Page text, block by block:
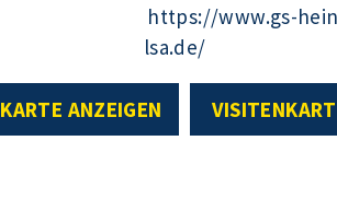
https://www.gs-
lsa.de/
KARTE ANZEIGEN